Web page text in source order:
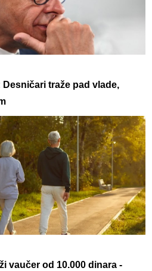
Desničari traže pad vlade,
vaučer od 10.000 dinara -